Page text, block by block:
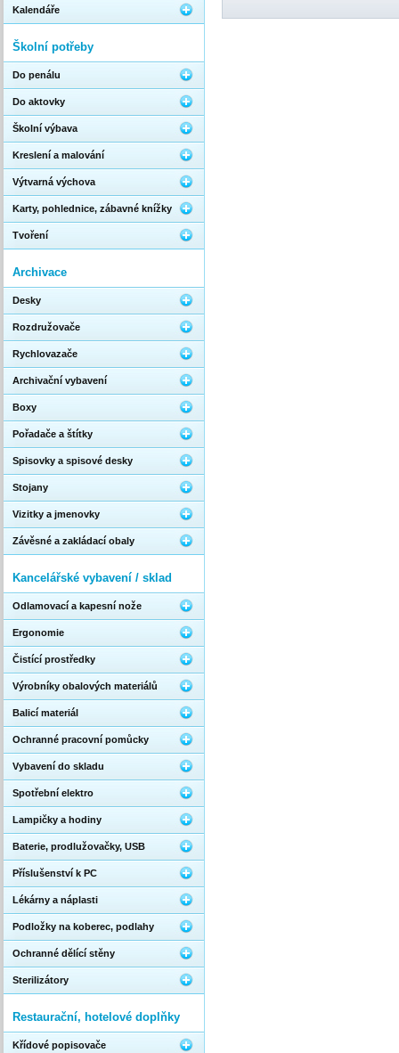
Kalendáře
Školní potřeby
Do penálu
Do aktovky
Školní výbava
Kreslení a malování
Výtvarná výchova
Karty, pohlednice, zábavné knížky
Tvoření
Archivace
Desky
Rozdružovače
Rychlovazače
Archivační vybavení
Boxy
Pořadače a štítky
Spisovky a spisové desky
Stojany
Vizitky a jmenovky
Závěsné a zakládací obaly
Kancelářské vybavení / sklad
Odlamovací a kapesní nože
Ergonomie
Čistící prostředky
Výrobníky obalových materiálů
Balicí materiál
Ochranné pracovní pomůcky
Vybavení do skladu
Spotřební elektro
Lampičky a hodiny
Baterie, prodlužovačky, USB
Příslušenství k PC
Lékárny a náplasti
Podložky na koberec, podlahy
Ochranné dělící stěny
Sterilizátory
Restaurační, hotelové doplňky
Křídové popisovače